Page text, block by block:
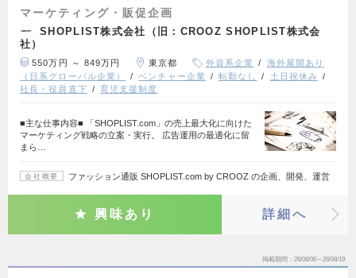
マーケティング・販促企画
SHOPLIST株式会社（旧：CROOZ SHOPLIST株式会
社）
550万円 ～ 849万円 東京都 外資系企業
海外展開あり
（日系グローバル企業）
ベンチャー企業 転勤なし
土日祝休み
社長・役員直下
育児支援制度
■主な仕事内容■ 「SHOPLIST.com」の売上最大化に向けた
マーケティング戦略の立案・実行。 広告運用の最適化に留
まら…
会社概要 ファッション通販 SHOPLIST.com by CROOZ の企画、開発、運営
興味あり 詳細へ
掲載期間 26/08/06～26/08/19